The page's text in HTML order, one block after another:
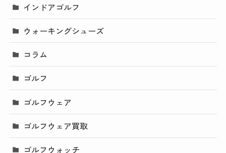
インドアゴルフ
ウォーキングシューズ
コラム
ゴルフ
ゴルフウェア
ゴルフウェア買取
ゴルフウォッチ